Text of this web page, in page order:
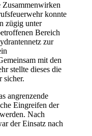
Zusammenwirken
konnte
zügig unter
Bereich
zur
mit den
stellte dieses die
sicher.
angrenzende
Eingreifen der
Nach
der Einsatz nach